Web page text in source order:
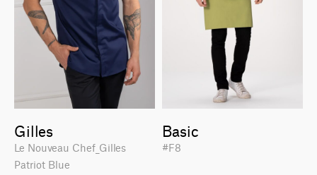
Gilles
Le Nouveau Chef_Gilles
Patriot Blue
Basic
#F8